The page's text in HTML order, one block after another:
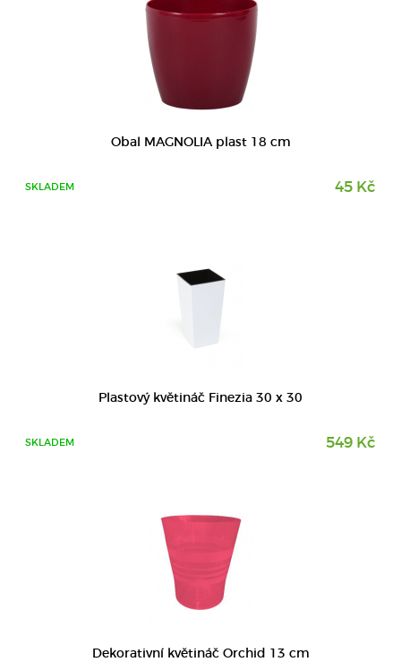
Obal MAGNOLIA plast 18 cm
SKLADEM 45 Kč
Plastový květináč Finezia 30 x 30
SKLADEM 549 Kč
Dekorativní květináč Orchid 13 cm